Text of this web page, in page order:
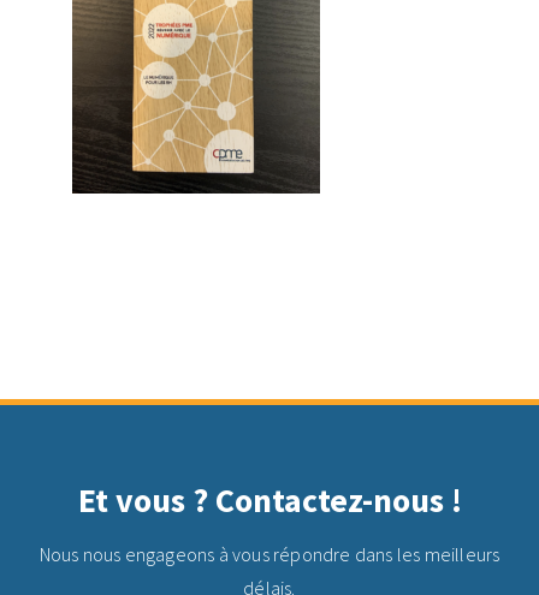
Et vous ? Contactez-nous !
Nous nous engageons à vous répondre dans les meilleurs
délais.